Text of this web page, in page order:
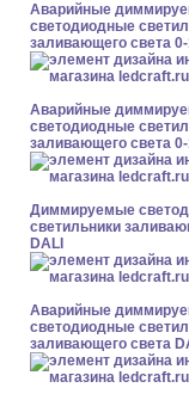
Аварийные
светодиодные
заливающего света
Аварийные
светодиодные
заливающего света
Диммируемые
светильники
DALI
Аварийные
светодиодные
заливающего света